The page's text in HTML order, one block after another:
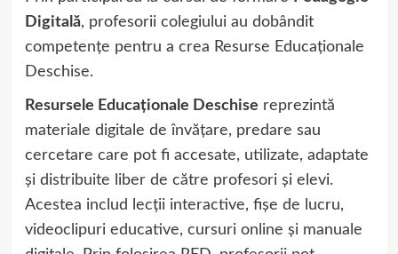
Digitală, profesorii colegiului au dobândit
competențe pentru a crea Resurse Educaționale
Deschise.
Resursele Educaționale Deschise reprezintă
materiale digitale de învățare, predare sau
cercetare care pot fi accesate, utilizate, adaptate
și distribuite liber de către profesori și elevi.
Acestea includ lecții interactive, fișe de lucru,
videoclipuri educative, cursuri online și manuale